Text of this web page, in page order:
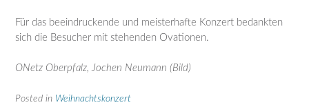
Für das beeindruckende und meisterhafte Konzert bedankten
sich die Besucher mit stehenden Ovationen.
ONetz Oberpfalz, Jochen Neumann (Bild)
Posted in Weihnachtskonzert